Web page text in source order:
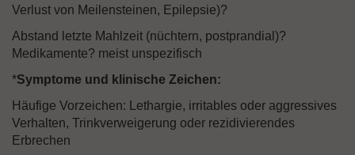
Verlust von Meilensteinen, Epilepsie)?
Abstand letzte Mahlzeit (nüchtern, postprandial)?
Medikamente? meist unspezifisch
*Symptome und klinische Zeichen:
Häufige Vorzeichen: Lethargie, irritables oder aggressives
Verhalten, Trinkverweigerung oder rezidivierendes
Erbrechen